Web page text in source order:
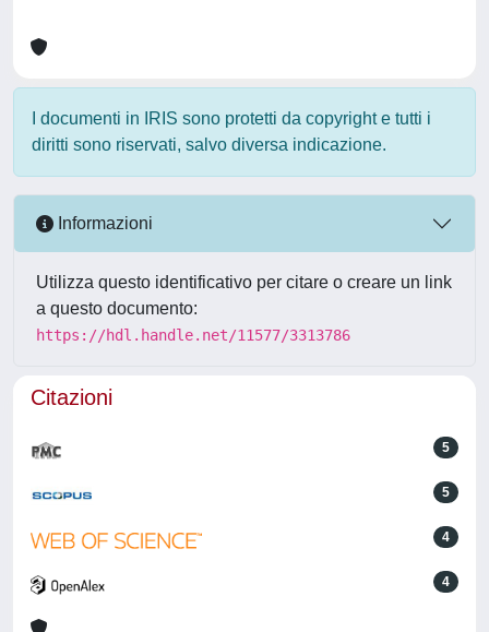
I documenti in IRIS sono protetti da copyright e tutti i
diritti sono riservati, salvo diversa indicazione.
Informazioni
Utilizza questo identificativo per citare o creare un link
a questo documento:
https://hdl.handle.net/11577/3313786
Citazioni
5
5
4
4